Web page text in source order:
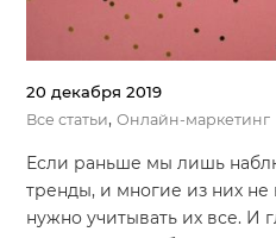
20 декабря 2019
Все статьи,Онлайн-маркетинг
Если раньше мы лишь
тренды, и многие из них не
нужно учитывать их все. И